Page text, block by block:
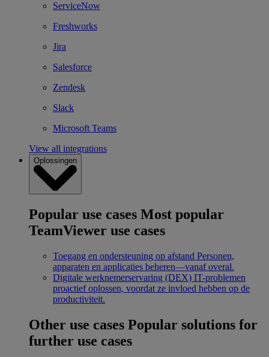
ServiceNow
Freshworks
Jira
Salesforce
Zendesk
Slack
Microsoft Teams
View all integrations
Oplossingen
Popular use cases Most popular
TeamViewer use cases
Toegang en ondersteuning op afstand Personen,
apparaten en applicaties beheren—vanaf overal.
Digitale werknemerservaring (DEX) IT-problemen
proactief oplossen, voordat ze invloed hebben op de
productiviteit.
Other use cases Popular solutions for
further use cases